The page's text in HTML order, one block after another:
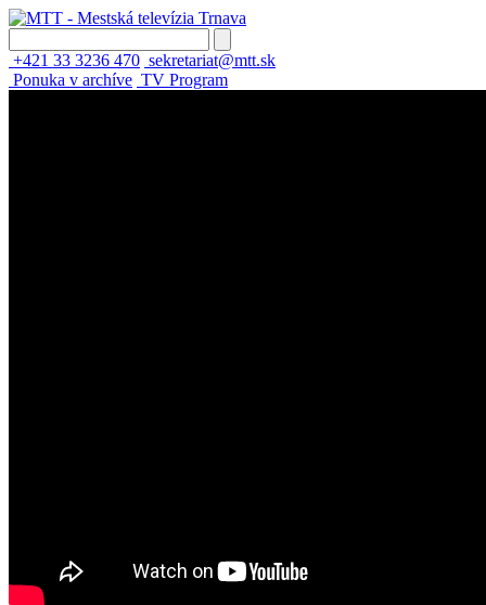
+421 33 3236 470 sekretariat@mtt.sk
Ponuka v archíve TV Program